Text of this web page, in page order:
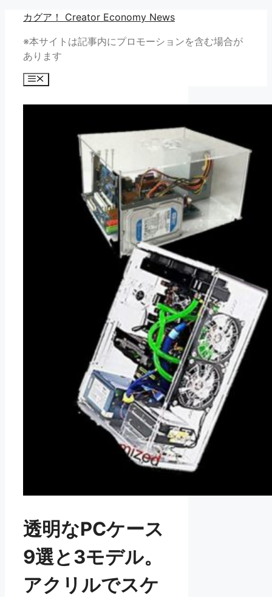
カグア！ Creator Economy News
※本サイトは記事内にプロモーションを含む場合が
あります
メ
透明なPCケース
9選と3モデル。
アクリルでスケ